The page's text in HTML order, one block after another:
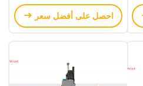
الاتصال
احصل على أفضل سعر